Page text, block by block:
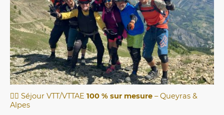
🚴‍♂️ Séjour VTT/VTTAE 100 % sur mesure – Queyras &
Alpes